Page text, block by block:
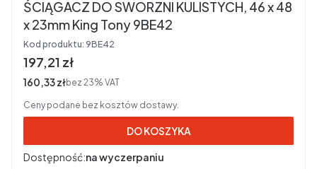
ŚCIĄGACZ DO SWORZNI KULISTYCH, 46 x 48
x 23mm King Tony 9BE42
Kod produktu: 9BE42
Cena brutto
197,21 zł
Cena netto
160,33 złbez 23% VAT
Ceny podane bez kosztów dostawy.
DO KOSZYKA
Dostępność:na wyczerpaniu